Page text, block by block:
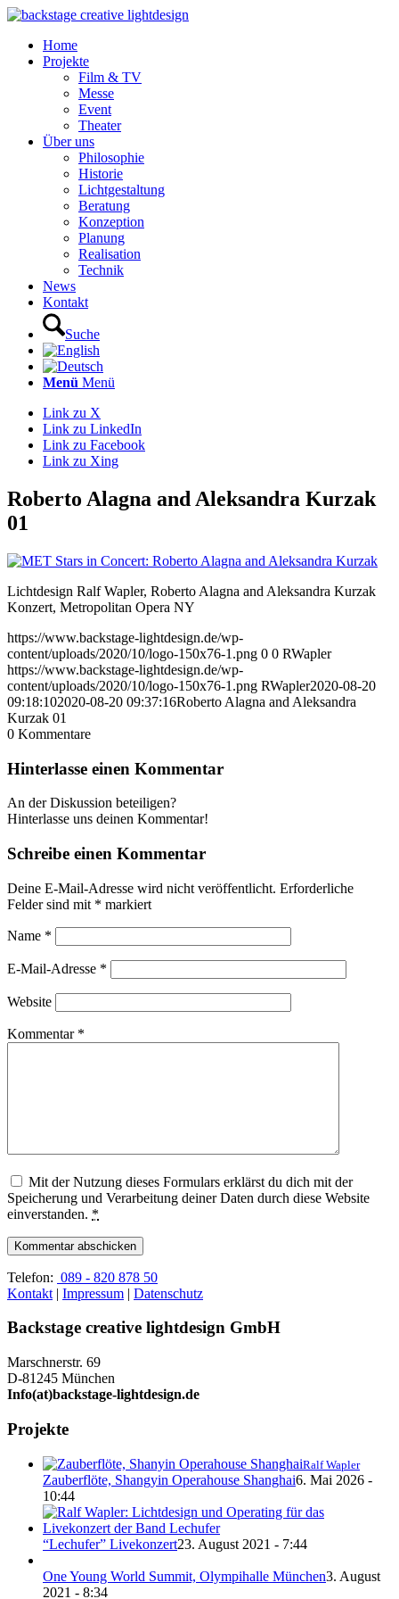
Home
Projekte
Film & TV
Messe
Event
Theater
Über uns
Philosophie
Historie
Lichtgestaltung
Beratung
Konzeption
Planung
Realisation
Technik
News
Kontakt
Suche
Menü Menü
Link zu X
Link zu LinkedIn
Link zu Facebook
Link zu Xing
Roberto Alagna and Aleksandra Kurzak
01
Lichtdesign Ralf Wapler, Roberto Alagna and Aleksandra Kurzak
Konzert, Metropolitan Opera NY
https://www.backstage-lightdesign.de/wp-
content/uploads/2020/10/logo-150x76-1.png 0 0 RWapler
https://www.backstage-lightdesign.de/wp-
content/uploads/2020/10/logo-150x76-1.png RWapler2020-08-20
09:18:102020-08-20 09:37:16Roberto Alagna and Aleksandra
Kurzak 01
0 Kommentare
Hinterlasse einen Kommentar
An der Diskussion beteiligen?
Hinterlasse uns deinen Kommentar!
Schreibe einen Kommentar
Deine E-Mail-Adresse wird nicht veröffentlicht. Erforderliche
Felder sind mit * markiert
Name *
E-Mail-Adresse *
Website
Kommentar *
Mit der Nutzung dieses Formulars erklärst du dich mit der
Speicherung und Verarbeitung deiner Daten durch diese Website
einverstanden. *
Telefon: 089 - 820 878 50
Kontakt | Impressum | Datenschutz
Backstage creative lightdesign GmbH
Marschnerstr. 69
D-81245 München
Info(at)backstage-lightdesign.de
Projekte
Ralf Wapler
Zauberflöte, Shangyin Operahouse Shanghai6. Mai 2026 -
10:44
“Lechufer” Livekonzert23. August 2021 - 7:44
One Young World Summit, Olympihalle München3. August
2021 - 8:34